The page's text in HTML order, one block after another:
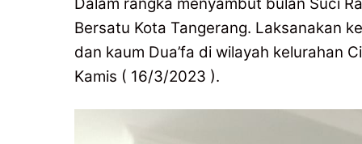
Dalam rangka menyambut bulan Suci
Bersatu Kota Tangerang. Laksanakan
dan kaum Dua’fa di wilayah kelurahan
Kamis ( 16/3/2023 ).